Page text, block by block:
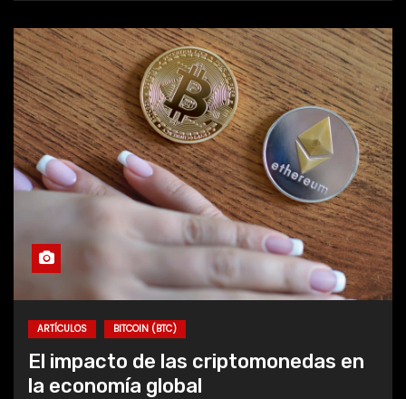
ARTÍCULOS BITCOIN (BTC)
El impacto de las criptomonedas en
la economía global